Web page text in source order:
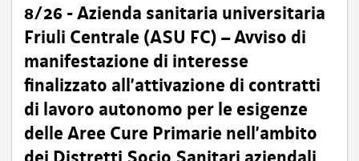
8/26 - Azienda sanitaria universitaria
Friuli Centrale (ASU FC) – Avviso di
manifestazione di interesse
finalizzato all’attivazione di contratti
di lavoro autonomo per le esigenze
delle Aree Cure Primarie nell’ambito